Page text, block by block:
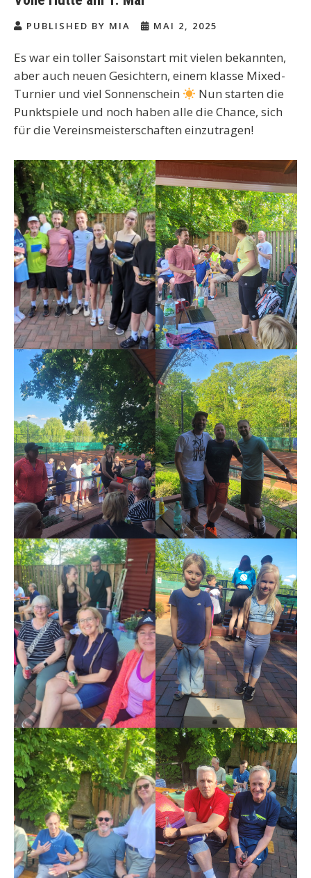
PUBLISHED BY MIA MAI 2, 2025
Es war ein toller Saisonstart mit vielen bekannten,
aber auch neuen Gesichtern, einem klasse Mixed-
Turnier und viel Sonnenschein
Nun starten die
Punktspiele und noch haben alle die Chance, sich
für die Vereinsmeisterschaften einzutragen!